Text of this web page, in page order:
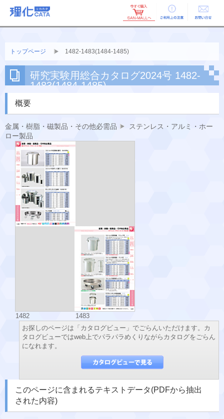
ご利用上の お問い合せ
トップページ 1482-1483(1484-1485)
研究実験用総合カタログ2024号 1482-
1483(1484-1485)
概要
金属・樹脂・磁製品・その他必需品
ステンレス・アルミ・ホー
ロー製品
1482
1483
お探しのページは「カタログビュー」でごらんいただけます。カ
タログビューではweb上でパラパラめくりながらカタログをごらん
になれます。
このページに含まれるテキストデータ(PDFから抽出
された内容)